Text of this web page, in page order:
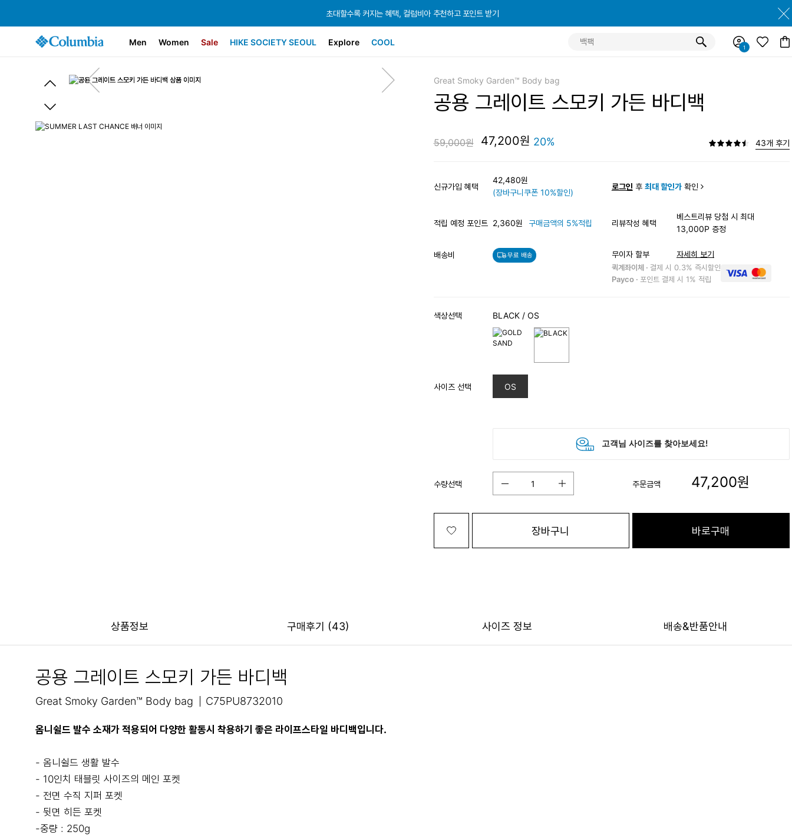
초대할수록 커지는 혜택, 컬럼비아 추천하고 포인트 받기
초대할수록 커지는 혜택, 컬럼비아 추천하고 포인트 받기
초대할수록 커지는 혜택, 컬럼비아 추천하고 포인트 받기
Men Women Sale HIKE SOCIETY SEOUL Explore COOL
Great Smoky Garden™ Body bag
공용 그레이트 스모키 가든 바디백
59,000원 47,200원 20% 43개 후기
신규가입 혜택
42,480원
(장바구니쿠폰 10%할인)
로그인 후 최대 할인가확인
적립 예정 포인트 2,360원 구매금액의 5%적립 리뷰작성 혜택
베스트리뷰 당첨 시 최대
13,000P 증정
배송비 무료 배송 무이자 할부 자세히 보기
퀵계좌이체 · 결제 시 0.3% 즉시할인
Payco · 포인트 결제 시 1% 적립
색상선택 BLACK/ OS
사이즈 선택 OS
수량선택 주문금액 47,200원
장바구니 바로구매
상품정보 구매후기 (43) 사이즈 정보 배송&반품안내
공용 그레이트 스모키 가든 바디백
Great Smoky Garden™ Body bag C75PU8732010
옴니쉴드 발수 소재가 적용되어 다양한 활동시 착용하기 좋은 라이프스타일 바디백입니다.
- 옴니쉴드 생활 발수
- 10인치 태블릿 사이즈의 메인 포켓
- 전면 수직 지퍼 포켓
- 뒷면 히든 포켓
-중량 : 250g